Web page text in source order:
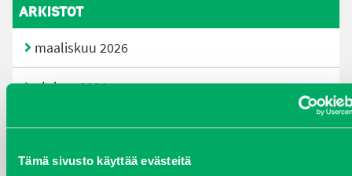
Tämä sivusto käyttää evästeitä
ARKISTOT
maaliskuu 2026
elokuu 2024
syyskuu 2023
joulukuu 2022